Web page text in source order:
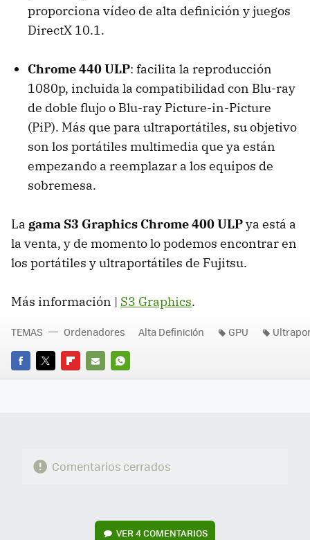
proporciona vídeo de alta definición y juegos
DirectX 10.1.
Chrome 440 ULP: facilita la reproducción
1080p, incluida la compatibilidad con Blu-ray
de doble flujo o Blu-ray Picture-in-Picture
(PiP). Más que para ultraportátiles, su objetivo
son los portátiles multimedia que ya están
empezando a reemplazar a los equipos de
sobremesa.
La gama S3 Graphics Chrome 400 ULPya está a
la venta, y de momento lo podemos encontrar en
los portátiles y ultraportátiles de Fujitsu.
Más información | S3 Graphics.
FACEBOOK
TWITTERFLIPBOARD
E-
WHATSAPP
TEMAS Ordenadores Alta Definición GPU
Comentarios cerrados
VER4 COMENTARIOS